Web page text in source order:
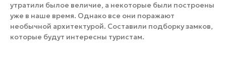
утратили былое величие, а некоторые были построены
уже в наше время. Однако все они поражают
необычной архитектурой. Составили подборку замков,
которые будут интересны туристам.